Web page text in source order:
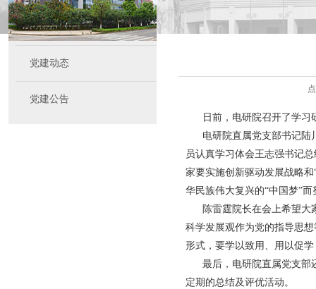
党建动态
党建公告
日前，电研院召开了学习
电研院直属党支部书记陆
员认真学习体会王志强书记
家要实施创新驱动发展战略
华民族伟大复兴的“中国梦”而
陈雷霆院长在会上希望大
科学发展观作为党的指导思
形式，要学以致用、用以促
最后，电研院直属党支部
定期的总结及评优活动。